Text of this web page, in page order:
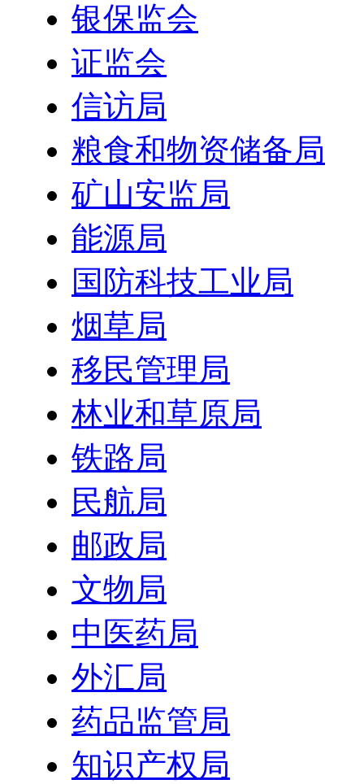
银保监会
证监会
信访局
粮食和物资储备局
矿山安监局
能源局
国防科技工业局
烟草局
移民管理局
林业和草原局
铁路局
民航局
邮政局
文物局
中医药局
外汇局
药品监管局
知识产权局